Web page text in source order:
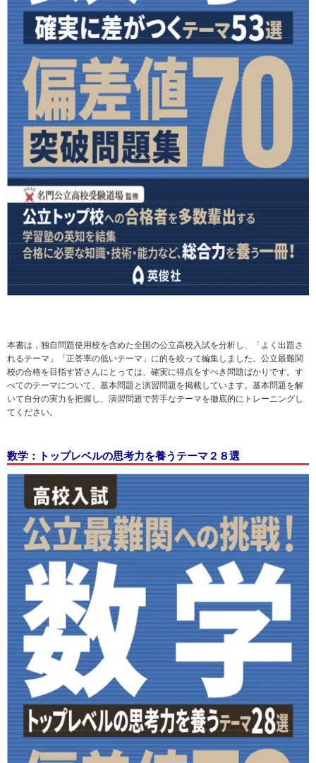
本書は，独自問題使用校を含めた全国の公立高校入試を分析し、「よく出題さ
れるテーマ」「正答率の低いテーマ」に的を絞って編集しました。公立最難関
校の合格を目指す皆さんにとっては、確実に得点をすべき問題ばかりです。す
べてのテーマについて、基本問題と演習問題を掲載しています。基本問題を解
いて自分の実力を把握し、演習問題で苦手なテーマを徹底的にトレーニングし
てください。
数学：トップレベルの思考力を養うテーマ２８選